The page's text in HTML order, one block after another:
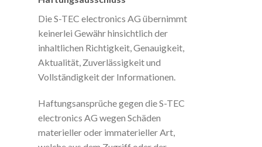
Die S-TEC electronics AG übernimmt
keinerlei Gewähr hinsichtlich der
inhaltlichen Richtigkeit, Genauigkeit,
Aktualität, Zuverlässigkeit und
Vollständigkeit der Informationen.
Haftungsansprüche gegen die S-TEC
electronics AG wegen Schäden
materieller oder immaterieller Art,